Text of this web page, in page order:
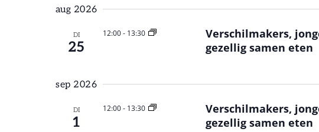
aug 2026
DI
25
12:00- 13:30
Verschilmakers,
gezellig samen eten
sep 2026
DI
1
12:00- 13:30
Verschilmakers,
gezellig samen eten